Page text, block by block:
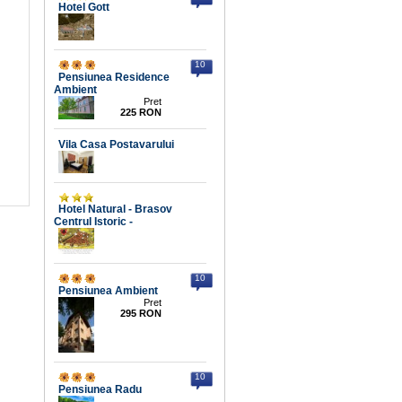
Hotel Gott
Pensiunea Residence
Ambient
10
Pret
225 RON
Vila Casa Postavarului
Hotel Natural - Brasov
Centrul Istoric -
Pensiunea Ambient
10
Pret
295 RON
Pensiunea Radu
10